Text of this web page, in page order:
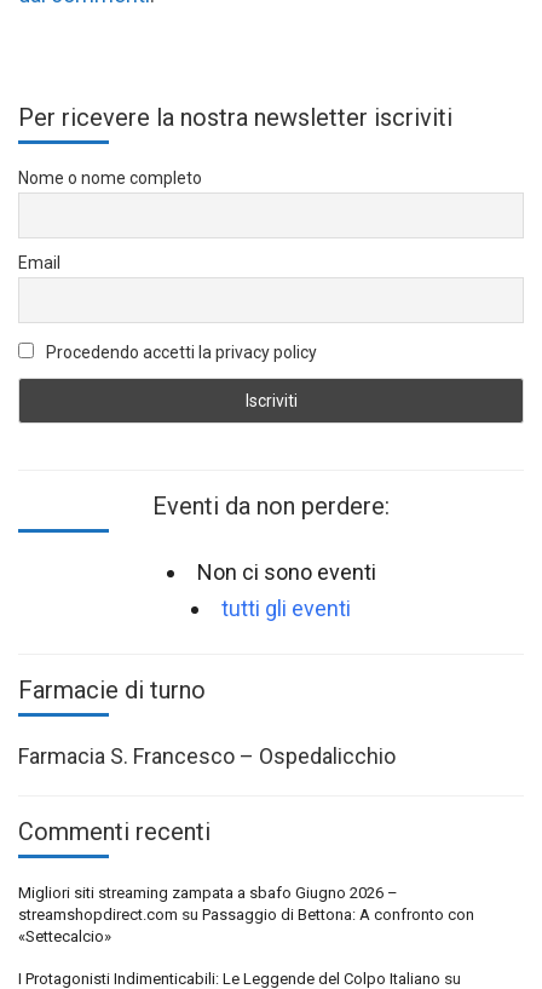
Per ricevere la nostra newsletter iscriviti
Nome o nome completo
Email
Procedendo accetti la privacy policy
Eventi da non perdere:
Non ci sono eventi
tutti gli eventi
Farmacie di turno
Farmacia S. Francesco – Ospedalicchio
Commenti recenti
Migliori siti streaming zampata a sbafo Giugno 2026 –
streamshopdirect.com su Passaggio di Bettona: A confronto con
«Settecalcio»
I Protagonisti Indimenticabili: Le Leggende del Colpo Italiano su